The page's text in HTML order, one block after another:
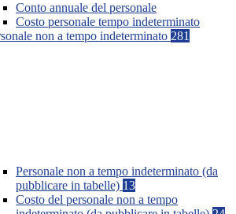
Conto annuale del personale
Costo personale tempo indeterminato
non a tempo indeterminato 281
Personale non a tempo indeterminato (da
pubblicare in tabelle) 13
Costo del personale non a tempo